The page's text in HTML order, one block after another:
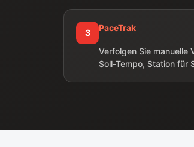
3 PaceTrak
Verfolgen Sie
Soll-Tempo, Station für